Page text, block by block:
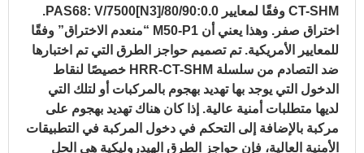
CT-SHM وفقًا لمعايير PAS68: V/7500[N3]/80/90:0.0.
اختراق صفر.
وهذا يعني أن M50-P1 “منعدم الاختراق” وفقًا
للمعايير الأمريكية. تم تصميم حواجز الطرق التي تم اختبارها
ضد التصادم من سلسلة HRR-CT-SHM خصيصًا لنقاط
الدخول التي يوجد بها تهديد بهجوم بالمركبات أو لتلك التي
لديها متطلبات أمنية عالية. إذا كان هناك تهديد بهجوم على
مركبة بالإضافة إلى التحكم في دخول المركبة في التطبيقات
الأمنية العالية، فإن حواجز الطرق الهيدروليكية هي الحل